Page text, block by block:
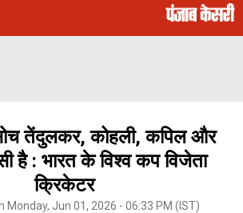
तेंदुलकर, कोहली, कपिल और
है : भारत के विश्व कप विजेता
क्रिकेटर
Monday, Jun 01, 2026 - 06:33 PM (IST)